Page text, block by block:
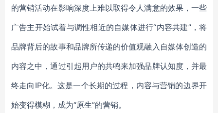
的营销活动在影响深度上难以取得令人满意的效果，一些
广告主开始试着与调性相近的自媒体进行“内容共建”，将
品牌背后的故事和品牌所传递的价值观融入自媒体创造的
内容之中，通过引起用户的共鸣来加强品牌认知度，并最
终走向IP化。这是一个长期的过程，内容与营销的边界开
始变得模糊，成为“原生”的营销。